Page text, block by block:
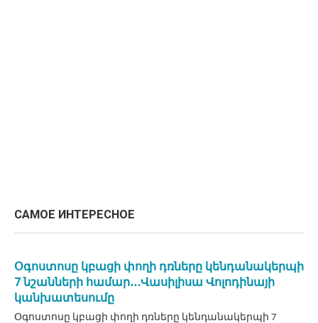
САМОЕ ИНТЕРЕСНОЕ
Օգոստոսը կբացի փողի դռները կենդանակերպի
7 նշանների համար․․․Վասիլիսա Վոլոդինայի
կանխատեսումը
Օգոստոսը կբացի փողի դռները կենդանակերպի 7